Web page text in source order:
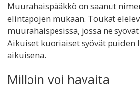
Muurahaispääkkö on saanut
elintapojen mukaan. Toukat
muurahaispesissä, jossa ne
Aikuiset kuoriaiset syövät puiden
aikuisena.
Milloin voi havaita